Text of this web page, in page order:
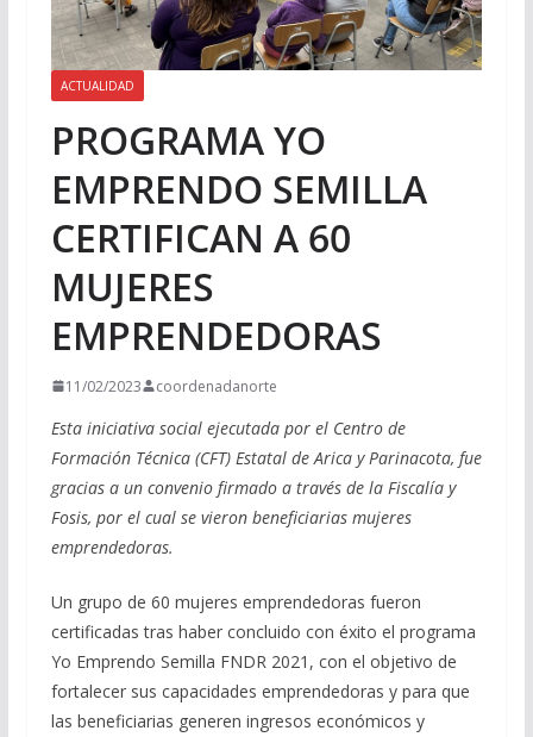
ACTUALIDAD
PROGRAMA YO
EMPRENDO SEMILLA
CERTIFICAN A 60
MUJERES
EMPRENDEDORAS
11/02/2023 coordenadanorte
Esta iniciativa social ejecutada por el Centro de
Formación Técnica (CFT) Estatal de Arica y Parinacota, fue
gracias a un convenio firmado a través de la Fiscalía y
Fosis, por el cual se vieron beneficiarias mujeres
emprendedoras.
Un grupo de 60 mujeres emprendedoras fueron
certificadas tras haber concluido con éxito el programa
Yo Emprendo Semilla FNDR 2021, con el objetivo de
fortalecer sus capacidades emprendedoras y para que
las beneficiarias generen ingresos económicos y